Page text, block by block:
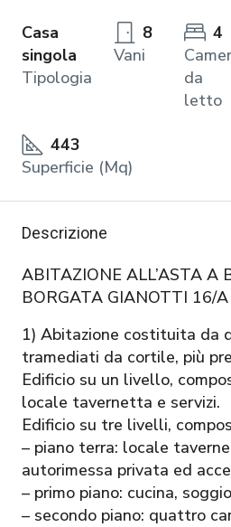
Casa
singola
Tipologia
8
Vani
4
da
letto
443
Superficie (Mq)
Descrizione
ABITAZIONE ALL’ASTA A
BORGATA GIANOTTI 16/A
1) Abitazione costituita da
tramediati da cortile, più
Edificio su un livello,
locale tavernetta e servizi.
Edificio su tre livelli,
– piano terra: locale
autorimessa privata ed
– primo piano: cucina,
– secondo piano: quattro